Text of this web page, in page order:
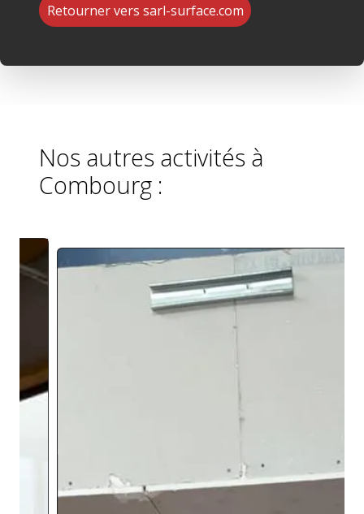
Retourner vers sarl-surface.com
Nos autres activités à
Combourg :